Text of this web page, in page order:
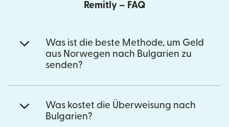
Remitly – FAQ
Was ist die beste Methode, um Geld
aus Norwegen nach Bulgarien zu
senden?
Was kostet die Überweisung nach
Bulgarien?